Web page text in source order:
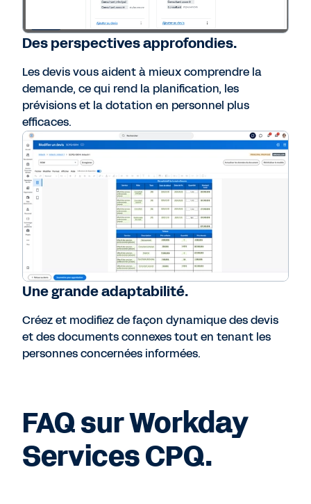
Des perspectives approfondies.
Les devis vous aident à mieux comprendre la
demande, ce qui rend la planification, les
prévisions et la dotation en personnel plus
efficaces.
Une grande adaptabilité.
Créez et modifiez de façon dynamique des devis
et des documents connexes tout en tenant les
personnes concernées informées.
FAQ sur Workday
Services CPQ.